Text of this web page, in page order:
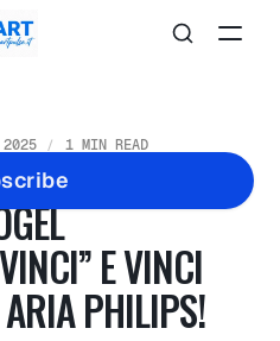
1 MIN READ
E VINCI
PHILIPS!